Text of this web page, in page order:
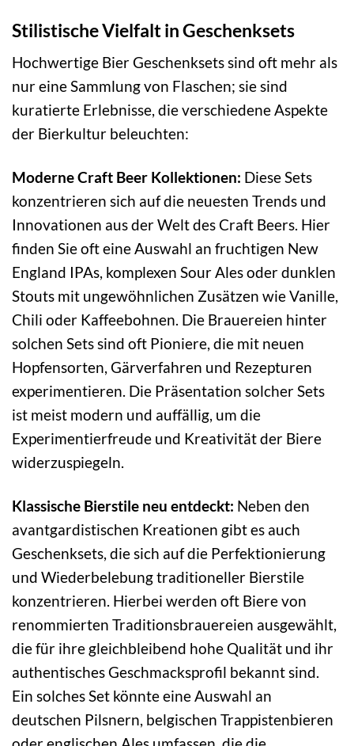
Stilistische Vielfalt in Geschenksets
Hochwertige Bier Geschenksets sind oft mehr als
nur eine Sammlung von Flaschen; sie sind
kuratierte Erlebnisse, die verschiedene Aspekte
der Bierkultur beleuchten:
Moderne Craft Beer Kollektionen: Diese Sets
konzentrieren sich auf die neuesten Trends und
Innovationen aus der Welt des Craft Beers. Hier
finden Sie oft eine Auswahl an fruchtigen New
England IPAs, komplexen Sour Ales oder dunklen
Stouts mit ungewöhnlichen Zusätzen wie Vanille,
Chili oder Kaffeebohnen. Die Brauereien hinter
solchen Sets sind oft Pioniere, die mit neuen
Hopfensorten, Gärverfahren und Rezepturen
experimentieren. Die Präsentation solcher Sets
ist meist modern und auffällig, um die
Experimentierfreude und Kreativität der Biere
widerzuspiegeln.
Klassische Bierstile neu entdeckt: Neben den
avantgardistischen Kreationen gibt es auch
Geschenksets, die sich auf die Perfektionierung
und Wiederbelebung traditioneller Bierstile
konzentrieren. Hierbei werden oft Biere von
renommierten Traditionsbrauereien ausgewählt,
die für ihre gleichbleibend hohe Qualität und ihr
authentisches Geschmacksprofil bekannt sind.
Ein solches Set könnte eine Auswahl an
deutschen Pilsnern, belgischen Trappistenbieren